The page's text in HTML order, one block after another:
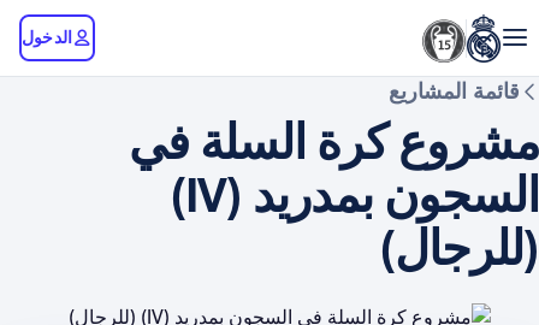
الدخول
قائمة المشاريع
مشروع كرة السلة في
السجون بمدريد (IV)
(للرجال)